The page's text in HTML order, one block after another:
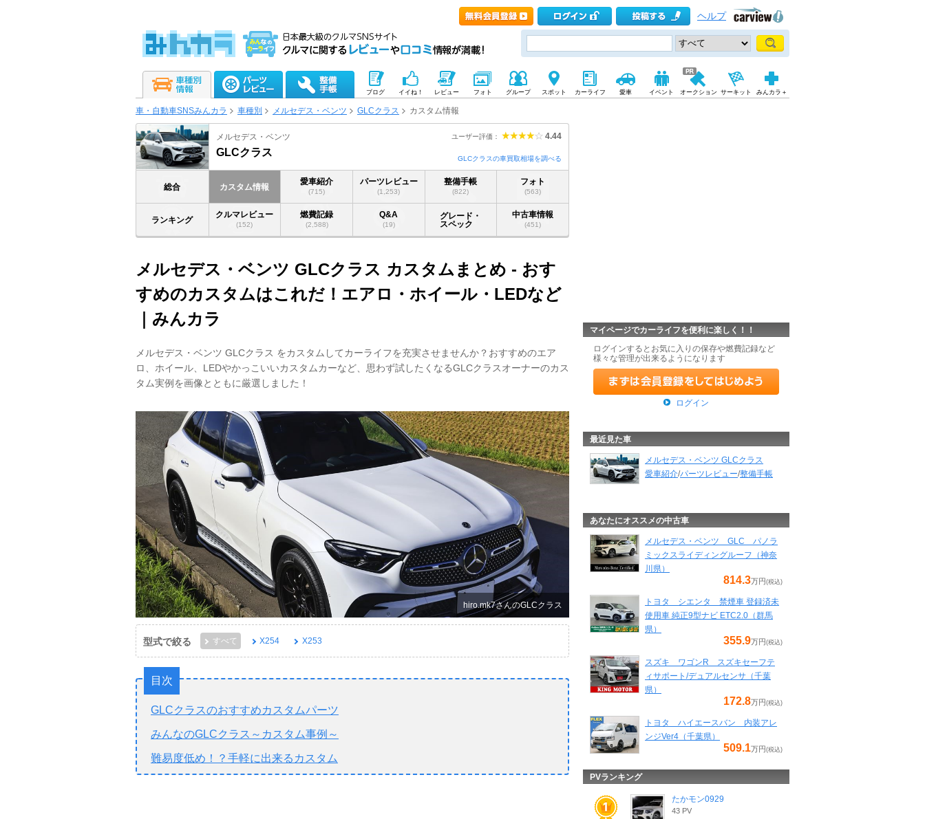
ヘルプ
ブログ イイね！ レビュー フォト グループ スポット カーライフ 愛車 イベント オークション サーキット みんカラ＋
車・自動車SNSみんカラ 車種別 メルセデス・ベンツ GLCクラス カスタム情報
ユーザー評価： 4.44
メルセデス・ベンツ
GLCクラス
GLCクラスの車買取相場を調べる
総合 カスタム情報
愛車紹介
(715)
パーツレビュー
(1,253)
整備手帳
(822)
フォト
(563)
ランキング
クルマレビュー
(152)
燃費記録
(2,588)
Q&A
(19)
グレード・
スペック
中古車情報
(451)
メルセデス・ベンツ GLCクラス カスタムまとめ - おす
すめのカスタムはこれだ！エアロ・ホイール・LEDなど
｜みんカラ
メルセデス・ベンツ GLCクラス をカスタムしてカーライフを充実させませんか？おすすめのエア
ロ、ホイール、LEDやかっこいいカスタムカーなど、思わず試したくなるGLCクラスオーナーのカス
タム実例を画像とともに厳選しました！
hiro.mk7さんのGLCクラス
型式で絞る すべて X254 X253
目次
GLCクラスのおすすめカスタムパーツ
みんなのGLCクラス～カスタム事例～
難易度低め！？手軽に出来るカスタム
マイページでカーライフを便利に楽しく！！
ログインするとお気に入りの保存や燃費記録など
様々な管理が出来るようになります
ログイン
最近見た車
メルセデス・ベンツ GLCクラス
愛車紹介/パーツレビュー/整備手帳
あなたにオススメの中古車
メルセデス・ベンツ GLC パノラ
ミックスライディングルーフ（神奈
川県）
814.3万円 (税込)
トヨタ シエンタ 禁煙車 登録済未
使用車 純正9型ナビ ETC2.0（群馬
県）
355.9万円 (税込)
スズキ ワゴンR スズキセーフテ
ィサポート/デュアルセンサ（千葉
県）
172.8万円 (税込)
トヨタ ハイエースバン 内装アレ
ンジVer4（千葉県）
509.1万円 (税込)
PVランキング
たかモン0929
43 PV